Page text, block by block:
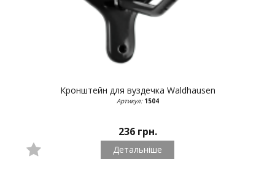
Кронштейн для вуздечка Waldhausen
Артикул:1504
236 грн.
Детальніше